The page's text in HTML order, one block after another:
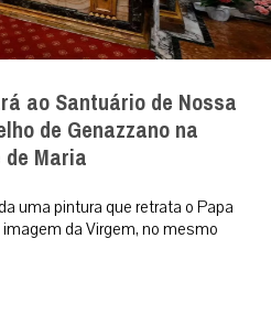
ao Santuário de Nossa
de Genazzano na
Maria
uma pintura que retrata o Papa
da Virgem, no mesmo